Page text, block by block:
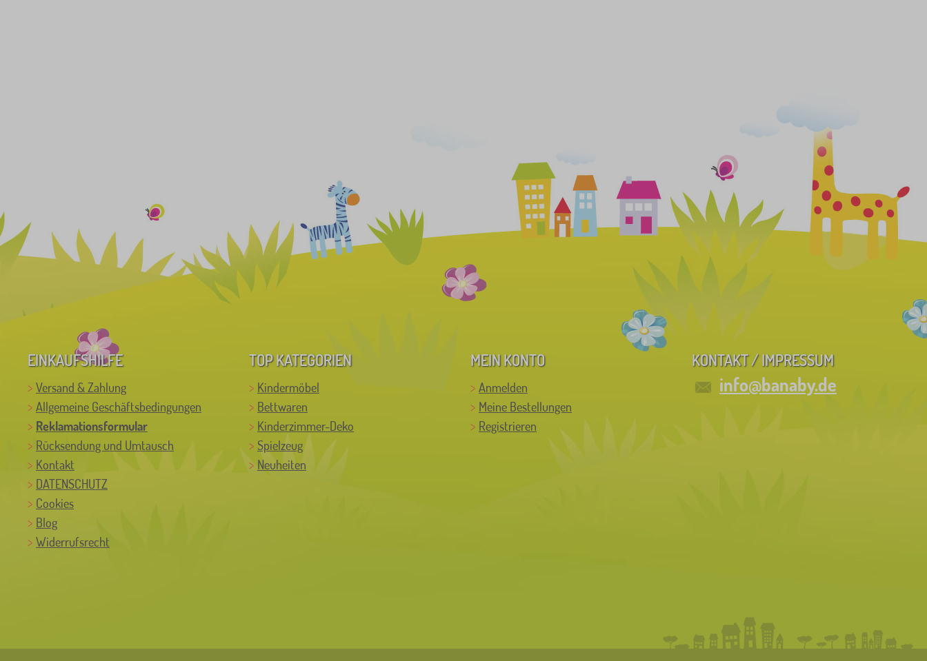
EINKAUFSHILFE
Versand & Zahlung
Allgemeine Geschäftsbedingungen
Reklamationsformular
Rücksendung und Umtausch
Kontakt
DATENSCHUTZ
Cookies
Blog
Widerrufsrecht
TOP KATEGORIEN
Kindermöbel
Bettwaren
Kinderzimmer-Deko
Spielzeug
Neuheiten
MEIN KONTO
Anmelden
Meine Bestellungen
Registrieren
KONTAKT / IMPRESSUM
info@banaby.de